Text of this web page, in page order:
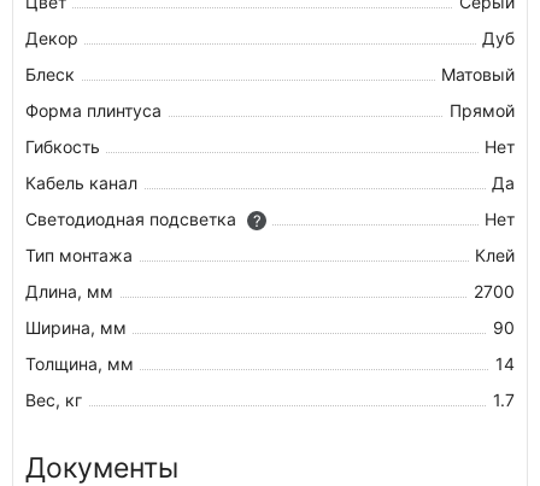
Декор
Дуб
Блеск
Матовый
Форма плинтуса
Прямой
Гибкость
Нет
Кабель канал
Да
Светодиодная подсветка
?
Нет
Тип монтажа
Клей
Длина, мм
2700
Ширина, мм
90
Толщина, мм
14
Вес, кг
1.7
Документы